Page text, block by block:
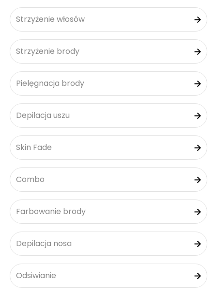
Strzyżenie włosów
Strzyżenie brody
Pielęgnacja brody
Depilacja uszu
Skin Fade
Combo
Farbowanie brody
Depilacja nosa
Odsiwianie